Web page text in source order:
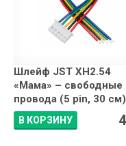
Шлейф JST XH2.54
«Мама» – свободные
провода (5 pin, 30 см)
В КОРЗИНУ